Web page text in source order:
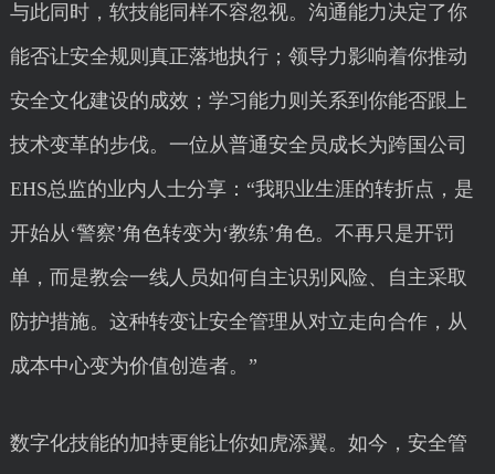
与此同时，软技能同样不容忽视。沟通能力决定了你
能否让安全规则真正落地执行；领导力影响着你推动
安全文化建设的成效；学习能力则关系到你能否跟上
技术变革的步伐。一位从普通安全员成长为跨国公司
EHS总监的业内人士分享：“我职业生涯的转折点，是
开始从‘警察’角色转变为‘教练’角色。不再只是开罚
单，而是教会一线人员如何自主识别风险、自主采取
防护措施。这种转变让安全管理从对立走向合作，从
成本中心变为价值创造者。”
数字化技能的加持更能让你如虎添翼。如今，安全管